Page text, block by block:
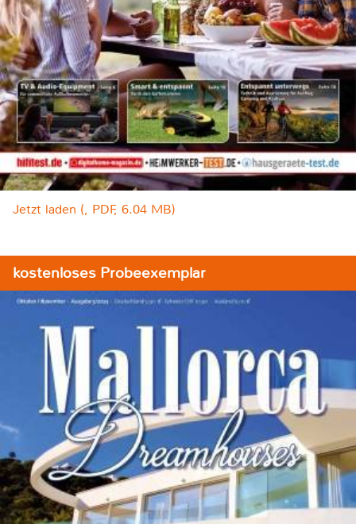
Jetzt laden (, PDF, 6.04 MB)
kostenloses Probeexemplar